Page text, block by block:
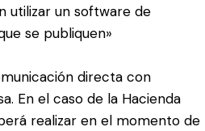
utilizar un software de
se publiquen»
directa con
En el caso de la Hacienda
realizar en el momento de